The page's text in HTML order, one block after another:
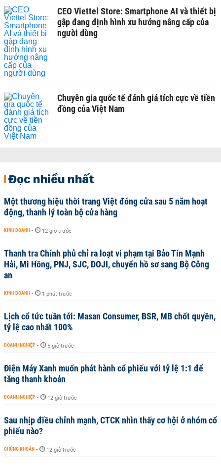
CEO Viettel Store: Smartphone AI và thiết bị
gập đang định hình xu hướng nâng cấp của
người dùng
Chuyên gia quốc tế đánh giá tích cực về tiền
đồng của Việt Nam
Đọc nhiều nhất
Một thương hiệu thời trang Việt đóng cửa sau 5 năm hoạt
động, thanh lý toàn bộ cửa hàng
KINH DOANH - 12 giờ trước
Thanh tra Chính phủ chỉ ra loạt vi phạm tại Bảo Tín Mạnh
Hải, Mi Hồng, PNJ, SJC, DOJI, chuyển hồ sơ sang Bộ Công
an
KINH DOANH - 1 phút trước
Lịch cổ tức tuần tới: Masan Consumer, BSR, MB chốt quyền,
tỷ lệ cao nhất 100%
DOANH NGHIỆP - 5 giờ trước
Điện Máy Xanh muốn phát hành cổ phiếu với tỷ lệ 1:1 để
tăng thanh khoản
DOANH NGHIỆP - 12 giờ trước
Sau nhịp điều chỉnh mạnh, CTCK nhìn thấy cơ hội ở nhóm cổ
phiếu nào?
CHỨNG KHOÁN - 12 giờ trước